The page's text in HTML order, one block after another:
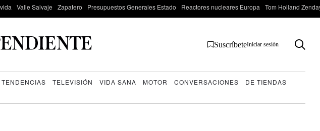
Valle Salvaje Zapatero Presupuestos Generales Estado Reactores nucleares Europa Tom Holland
SuscríbeteIniciar sesión
TENDENCIAS TELEVISIÓN VIDA SANA MOTOR CONVERSACIONES
DE TIENDAS